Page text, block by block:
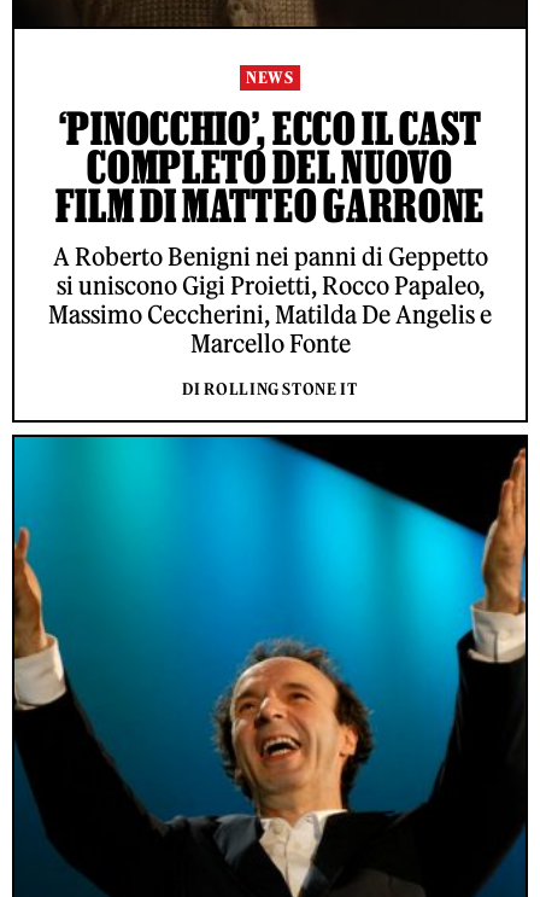
NEWS
‘PINOCCHIO’, ECCO IL CAST
COMPLETO DEL NUOVO
FILM DI MATTEO GARRONE
A Roberto Benigni nei panni di Geppetto
si uniscono Gigi Proietti, Rocco Papaleo,
Massimo Ceccherini, Matilda De Angelis e
Marcello Fonte
DI ROLLING STONE IT